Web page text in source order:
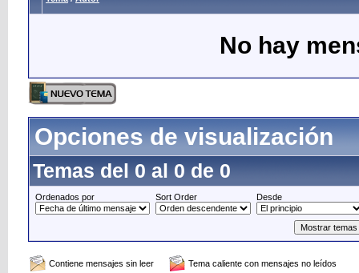
No hay
Opciones de visualización
Temas del 0 al 0 de 0
Ordenados por Sort Order Desde
Contiene mensajes sin leer
Tema caliente con mensajes no leídos